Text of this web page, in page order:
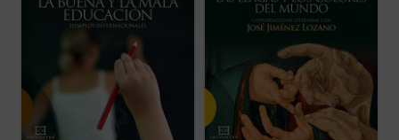
educativa. Estudiando diversos sistemas
escolares, tanto con buenos como con
malos resultados, se muestran las razones
humana con el que me encuentro, y en el
que me siento involucrado. Lo que he visto
que ocurre y lo que oigo me acontece a mí